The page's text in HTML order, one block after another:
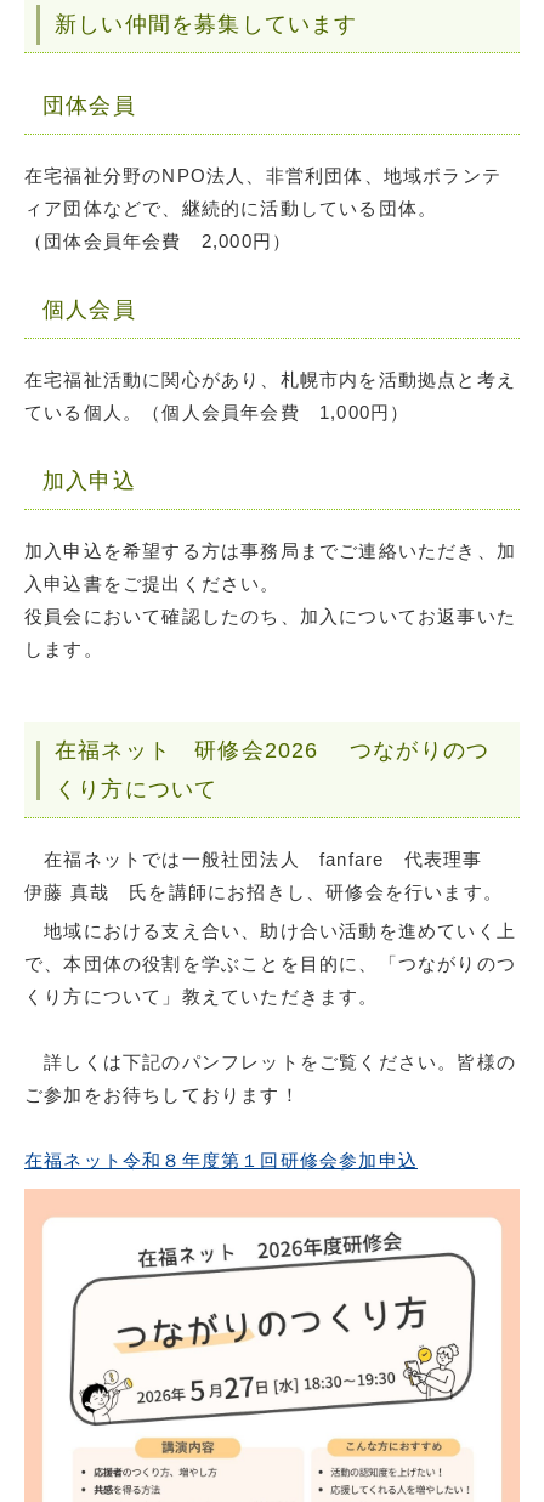
新しい仲間を募集しています
団体会員
在宅福祉分野のNPO法人、非営利団体、地域ボランテ
ィア団体などで、継続的に活動している団体。
（団体会員年会費 2,000円）
個人会員
在宅福祉活動に関心があり、札幌市内を活動拠点と考え
ている個人。（個人会員年会費 1,000円）
加入申込
加入申込を希望する方は事務局までご連絡いただき、加
入申込書をご提出ください。
役員会において確認したのち、加入についてお返事いた
します。
在福ネット 研修会2026 つながりのつ
くり方について
在福ネットでは一般社団法人 fanfare 代表理事
伊藤 真哉 氏を講師にお招きし、研修会を行います。
地域における支え合い、助け合い活動を進めていく上
で、本団体の役割を学ぶことを目的に、「つながりのつ
くり方について」教えていただきます。
詳しくは下記のパンフレットをご覧ください。皆様の
ご参加をお待ちしております！
在福ネット令和８年度第１回研修会参加申込